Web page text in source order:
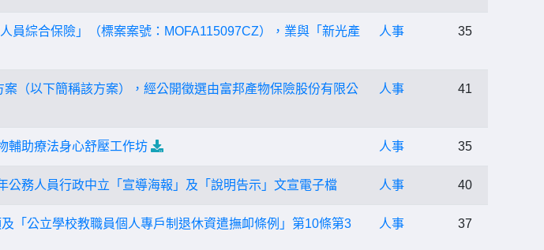
員綜合保險」（標案案號：MOFA115097CZ），業與「新光產
人事 35
（以下簡稱該方案），經公開徵選由富邦產物保險股份有限公
人事 41
輔助療法身心舒壓工作坊 人事 35
務人員行政中立「宣導海報」及「說明告示」文宣電子檔 人事 40
「公立學校教職員個人專戶制退休資遣撫卹條例」第10條第3
人事 37